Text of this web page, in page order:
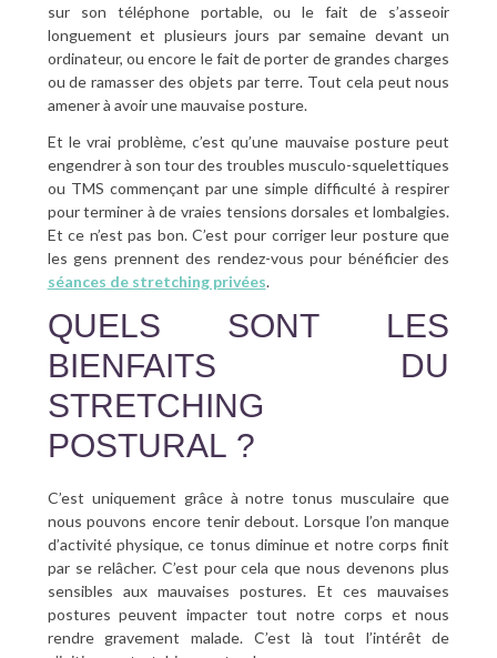
sur son téléphone portable, ou le fait de s’asseoir
longuement et plusieurs jours par semaine devant un
ordinateur, ou encore le fait de porter de grandes charges
ou de ramasser des objets par terre. Tout cela peut nous
amener à avoir une mauvaise posture.
Et le vrai problème, c’est qu’une mauvaise posture peut
engendrer à son tour des troubles musculo-squelettiques
ou TMS commençant par une simple difficulté à respirer
pour terminer à de vraies tensions dorsales et lombalgies.
Et ce n’est pas bon. C’est pour corriger leur posture que
les gens prennent des rendez-vous pour bénéficier des
séances de stretching privées.
QUELS SONT LES
BIENFAITS DU
STRETCHING
POSTURAL ?
C’est uniquement grâce à notre tonus musculaire que
nous pouvons encore tenir debout. Lorsque l’on manque
d’activité physique, ce tonus diminue et notre corps finit
par se relâcher. C’est pour cela que nous devenons plus
sensibles aux mauvaises postures. Et ces mauvaises
postures peuvent impacter tout notre corps et nous
rendre gravement malade. C’est là tout l’intérêt de